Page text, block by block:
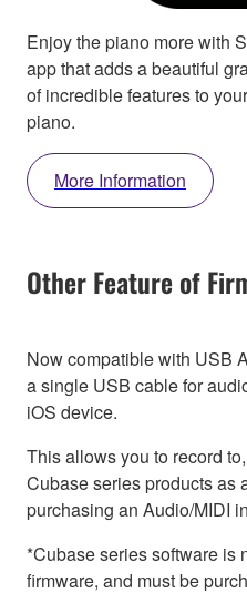
Enjoy the piano more with
app that adds a beautiful
of incredible features to
piano.
More Information
Other Feature of
Now compatible with USB
a single USB cable for
iOS device.
This allows you to record
Cubase series products as
purchasing an Audio/MIDI
*Cubase series software is
firmware, and must be